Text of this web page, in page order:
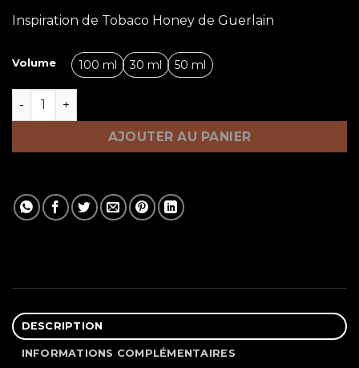
Inspiration de Tobaco Honey de Guerlain
Volume 100 ml 30 ml 50 ml
quantité de The Orom
AJOUTER AU PANIER
DESCRIPTION
INFORMATIONS COMPLÉMENTAIRES